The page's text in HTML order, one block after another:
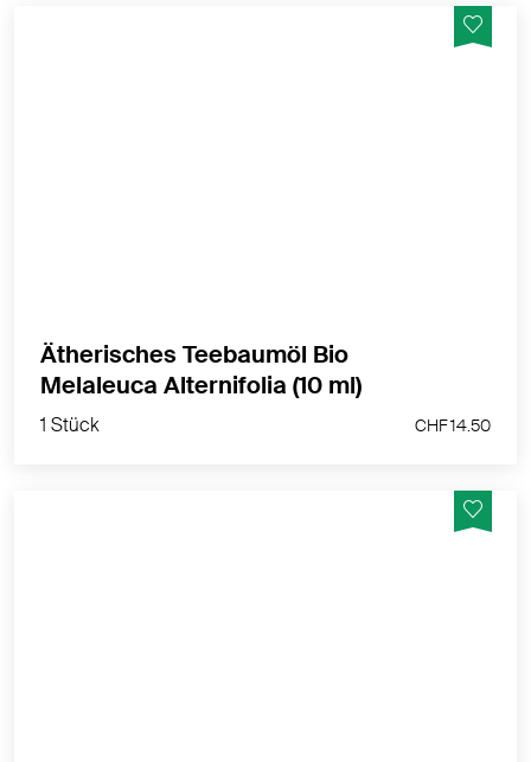
1 Stück
Ätherisches Teebaumöl Bio
Melaleuca Alternifolia (10 ml)
1 Stück CHF 14.50